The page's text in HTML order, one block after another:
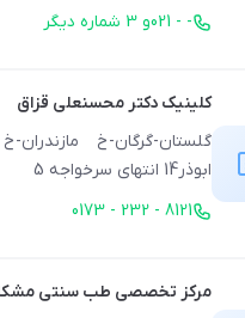
021 - -و 3 شماره دیگر
کلینیک دکتر محسنعلی قزاق
گلستان-گرگان-خ
ابوذر14 انتهای سرخواجه 5
0173 - 232 - 8121
مرکز تخصصی طب سنتی